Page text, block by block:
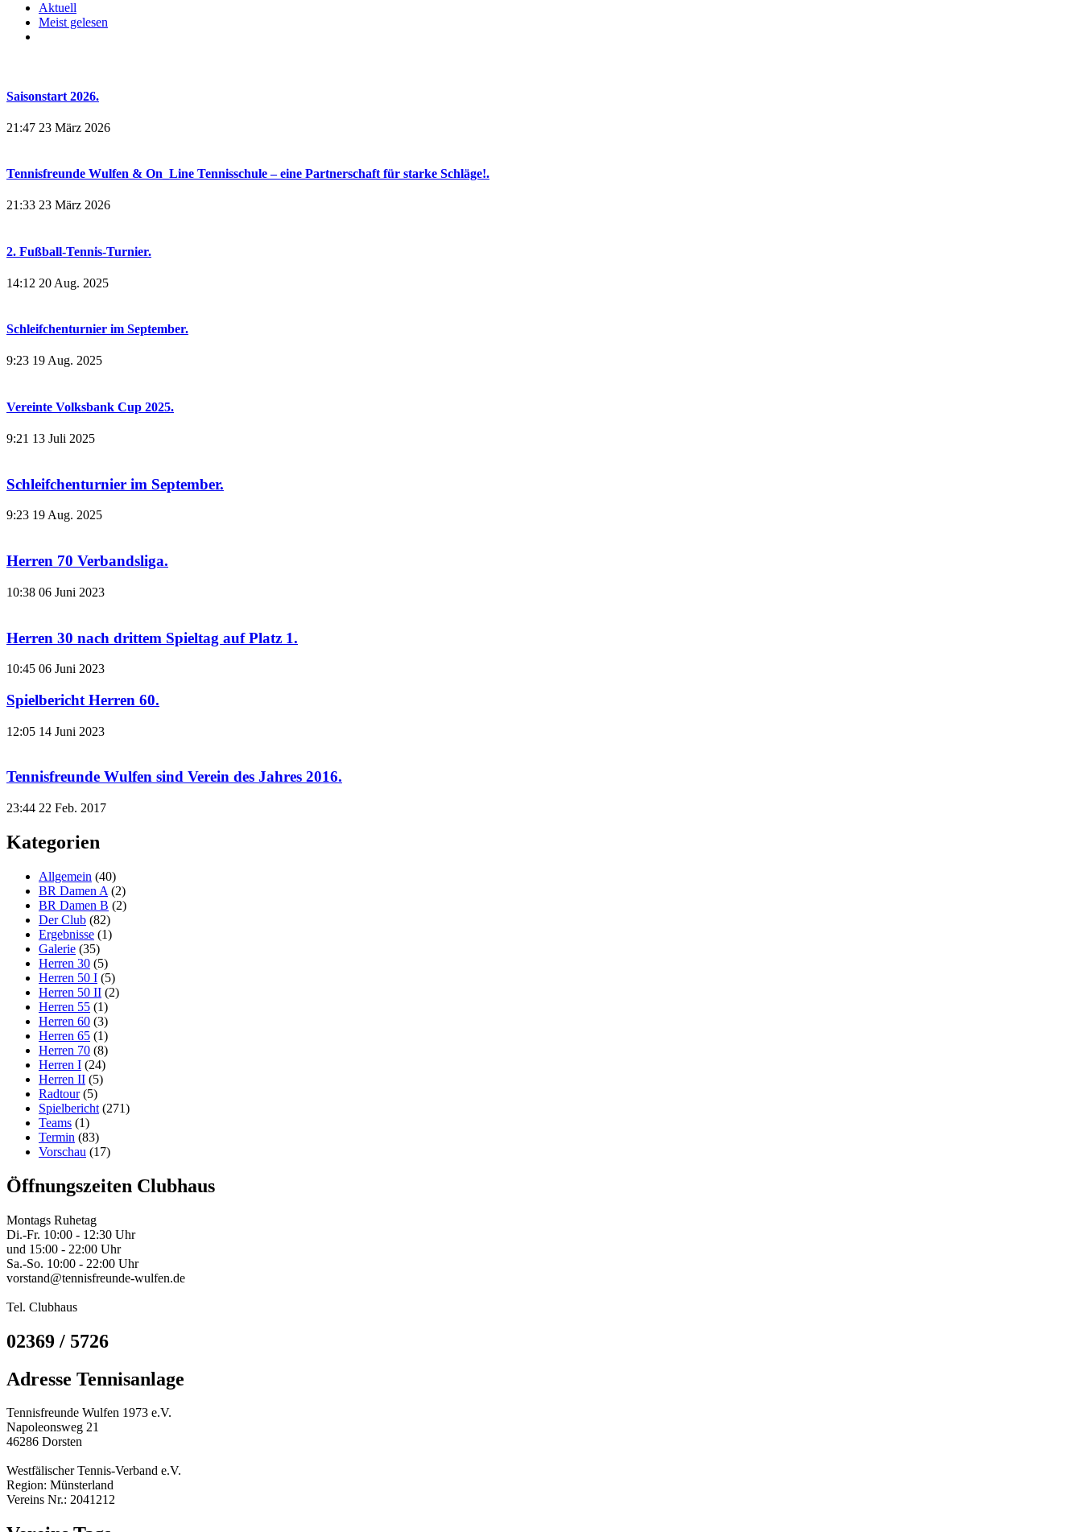
Aktuell
Meist gelesen
Saisonstart 2026.
21:47 23 März 2026
Tennisfreunde Wulfen & On_Line Tennisschule – eine Partnerschaft für starke Schläge!.
21:33 23 März 2026
2. Fußball-Tennis-Turnier.
14:12 20 Aug. 2025
Schleifchenturnier im September.
9:23 19 Aug. 2025
Vereinte Volksbank Cup 2025.
9:21 13 Juli 2025
Schleifchenturnier im September.
9:23 19 Aug. 2025
Herren 70 Verbandsliga.
10:38 06 Juni 2023
Herren 30 nach drittem Spieltag auf Platz 1.
10:45 06 Juni 2023
Spielbericht Herren 60.
12:05 14 Juni 2023
Tennisfreunde Wulfen sind Verein des Jahres 2016.
23:44 22 Feb. 2017
Kategorien
Allgemein (40)
BR Damen A (2)
BR Damen B (2)
Der Club (82)
Ergebnisse (1)
Galerie (35)
Herren 30 (5)
Herren 50 I (5)
Herren 50 II (2)
Herren 55 (1)
Herren 60 (3)
Herren 65 (1)
Herren 70 (8)
Herren I (24)
Herren II (5)
Radtour(5)
Spielbericht (271)
Teams (1)
Termin (83)
Vorschau (17)
Öffnungszeiten Clubhaus
Montags Ruhetag
Di.-Fr. 10:00 - 12:30 Uhr
und 15:00 - 22:00 Uhr
Sa.-So. 10:00 - 22:00 Uhr
vorstand@tennisfreunde-wulfen.de
Tel. Clubhaus
02369 / 5726
Adresse Tennisanlage
Tennisfreunde Wulfen 1973 e.V.
Napoleonsweg 21
46286 Dorsten
Westfälischer Tennis-Verband e.V.
Region: Münsterland
Vereins Nr.: 2041212